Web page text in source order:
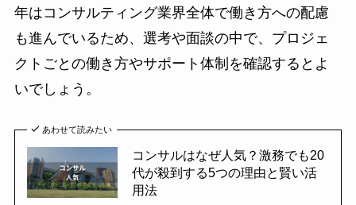
年はコンサルティング業界全体で働き方への配慮
も進んでいるため、選考や面談の中で、プロジェ
クトごとの働き方やサポート体制を確認するとよ
いでしょう。
あわせて読みたい
コンサルはなぜ人気？激務でも20
代が殺到する5つの理由と賢い活
用法